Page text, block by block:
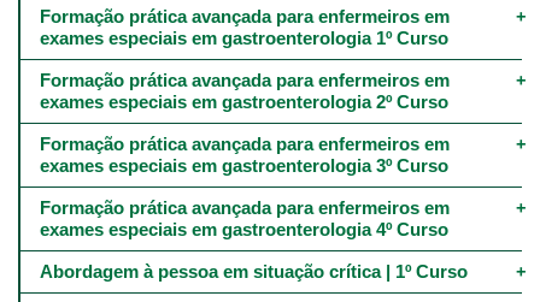
níveis
Formação prática avançada para enfermeiros em
exames especiais em gastroenterologia 1º Curso
Formação prática avançada para enfermeiros em
exames especiais em gastroenterologia 2º Curso
Formação prática avançada para enfermeiros em
exames especiais em gastroenterologia 3º Curso
Formação prática avançada para enfermeiros em
exames especiais em gastroenterologia 4º Curso
Abordagem à pessoa em situação crítica | 1º Curso